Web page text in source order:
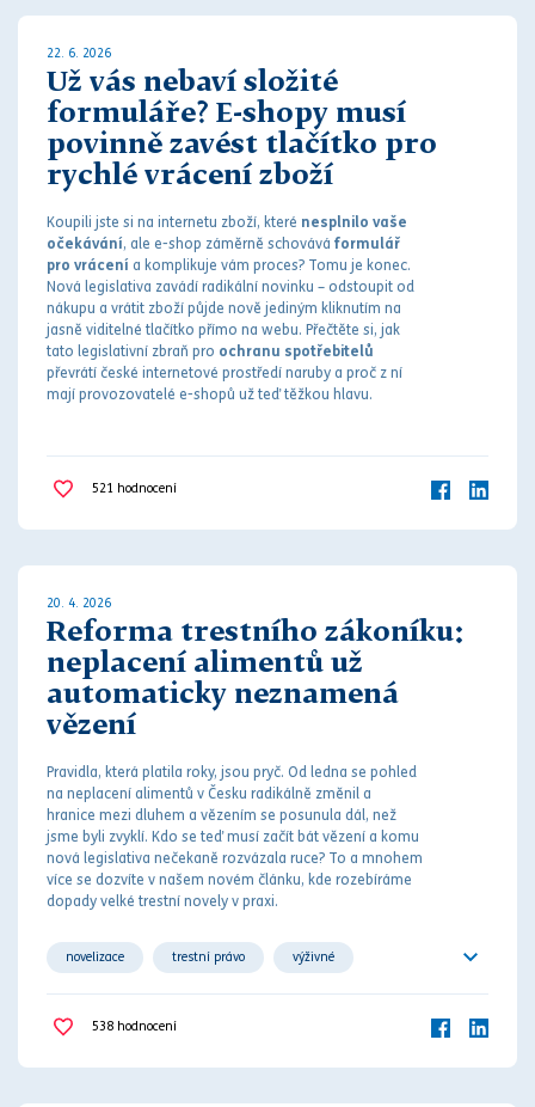
22. 6. 2026
Už vás nebaví složité
formuláře? E-shopy musí
povinně zavést tlačítko pro
rychlé vrácení zboží
Koupili jste si na internetu zboží, které nesplnilo vaše
očekávání, ale e-shop záměrně schovává formulář
pro vrácení a komplikuje vám proces? Tomu je konec.
Nová legislativa zavádí radikální novinku – odstoupit od
nákupu a vrátit zboží půjde nově jediným kliknutím na
jasně viditelné tlačítko přímo na webu. Přečtěte si, jak
tato legislativní zbraň pro ochranu spotřebitelů
převrátí české internetové prostředí naruby a proč z ní
mají provozovatelé e-shopů už teď těžkou hlavu.
521 hodnocení
20. 4. 2026
Reforma trestního zákoníku:
neplacení alimentů už
automaticky neznamená
vězení
Pravidla, která platila roky, jsou pryč. Od ledna se pohled
na neplacení alimentů v Česku radikálně změnil a
hranice mezi dluhem a vězením se posunula dál, než
jsme byli zvyklí. Kdo se teď musí začít bát vězení a komu
nová legislativa nečekaně rozvázala ruce? To a mnohem
více se dozvíte v našem novém článku, kde rozebíráme
dopady velké trestní novely v praxi.
novelizace trestní právo výživné
vyživovací povinnost
538 hodnocení